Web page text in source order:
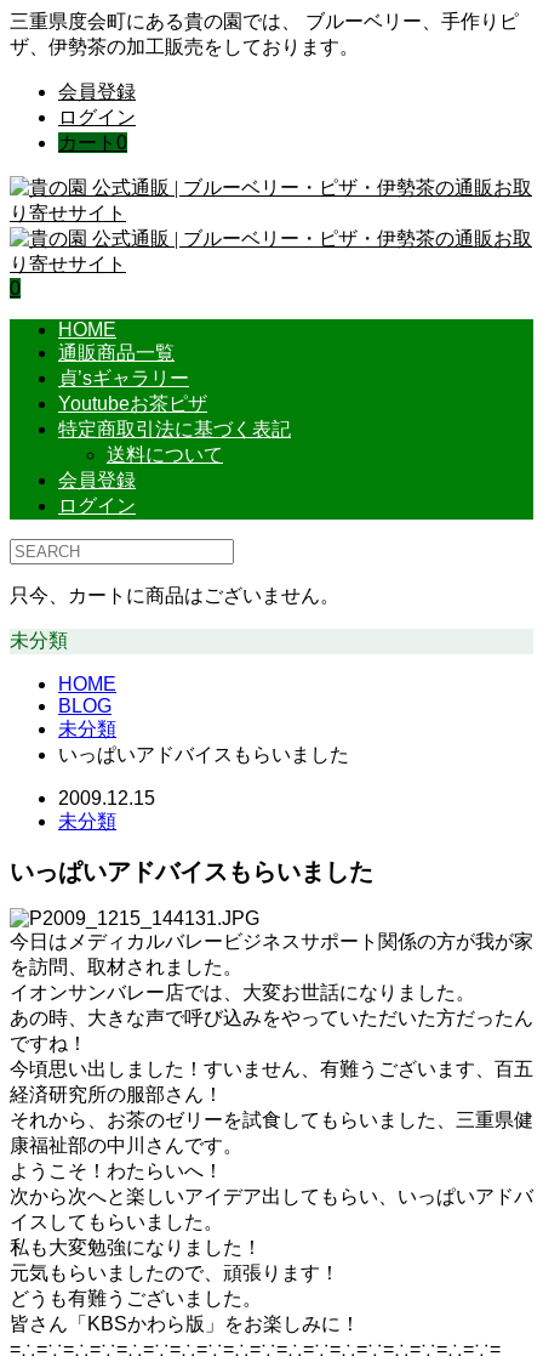
三重県度会町にある貴の園では、 ブルーベリー、手作りピ
ザ、伊勢茶の加工販売をしております。
会員登録
ログイン
カート 0
0
HOME
通販商品一覧
貞’sギャラリー
Youtubeお茶ピザ
特定商取引法に基づく表記
送料について
会員登録
ログイン
只今、カートに商品はございません。
未分類
HOME
BLOG
未分類
いっぱいアドバイスもらいました
2009.12.15
未分類
いっぱいアドバイスもらいました
今日はメディカルバレービジネスサポート関係の方が我が家
を訪問、取材されました。
イオンサンバレー店では、大変お世話になりました。
あの時、大きな声で呼び込みをやっていただいた方だったん
ですね！
今頃思い出しました！すいません、有難うございます、百五
経済研究所の服部さん！
それから、お茶のゼリーを試食してもらいました、三重県健
康福祉部の中川さんです。
ようこそ！わたらいへ！
次から次へと楽しいアイデア出してもらい、いっぱいアドバ
イスしてもらいました。
私も大変勉強になりました！
元気もらいましたので、頑張ります！
どうも有難うございました。
皆さん「KBSかわら版」をお楽しみに！
=∴=∵=∴=∵=∴=∵=∴=∵=∴=∵=∴=∵=∴=∵=∴=∵=∴=∵=